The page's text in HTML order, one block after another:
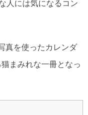
人には気になるコン
真を使ったカレンダ
まみれな一冊となっ